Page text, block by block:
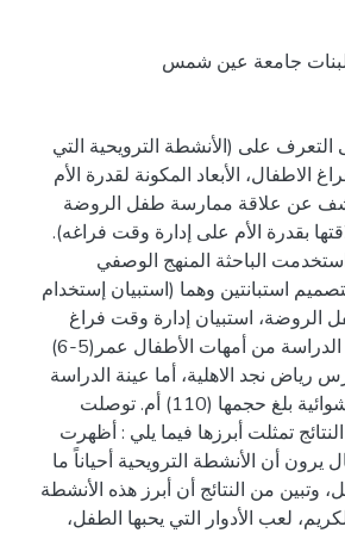
البنات جامعة عين شمس
على (الأنشطة الترويحية التي
الأبعاد المكونة لقدرة الأم
عن علاقة ممارسة طفل الروضة
بقدرة الأم على إدارة وقت فراغه).
الباحثة المنهج الوصفي
استبانتين وهما (استبيان إستخدام
الروضة، استبيان إدارة وقت فراغ
الأطفال). تكون مجتمع الدراسة من أمهات الأطفال عمر(5-6)
نجد الاهلية، أما عينة الدراسة
فقد تمثلت في عينة عشوائية بلغ حجمها (110) أم. توصلت
تمثلت أبرزها فيما يلي : أظهرت
يرون أن الأنشطة الترويحية أحياناً ما
من النتائج أن أبرز هذه الأنشطة
لعب الأدوار التي يحبها الطفل،